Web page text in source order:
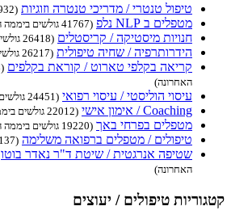
טיפול טנטרי / מדריכי טנטרה וזוגיות (47932 גולשים ביממה האחרונה)
מטפלים ב NLP נלפ (41767 גולשים ביממה האחרונה)
חנויות מיסטיקה / קריסטלים (26418 גולשים ביממה האחרונה)
הידרותרפיה / שחיה טיפולית (26217 גולשים ביממה האחרונה)
קריאה בקלפי טארוט / קוראת בקלפים
האחרונה)
עיסוי הוליסטי / עיסוי רפואי (24451 גולשים ביממה האחרונה)
Coaching / אימון אישי (22012 גולשים ביממה האחרונה)
מטפלים בפרחי באך (19220 גולשים ביממה האחרונה)
טיפולים / מטפלים ברפואה משלימה (19137 גולשים ביממה האחרונה)
שטיפה אנרגטית / שיטת ד"ר נאדר בוטו
האחרונה)
קטגוריות טיפולים / יעוצים